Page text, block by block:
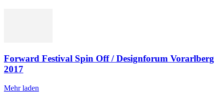
Forward Festival Spin Off / Designforum Vorarlberg
2017
Mehr laden